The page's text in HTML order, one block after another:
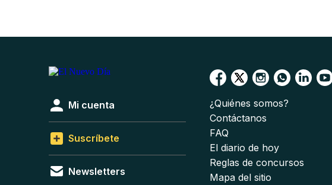
Mi cuenta
Suscríbete
Newsletters
¿Quiénes somos?
Contáctanos
FAQ
El diario de hoy
Reglas de concursos
Mapa del sitio